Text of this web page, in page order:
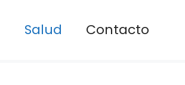
Salud Contacto